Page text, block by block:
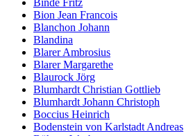
Binde Fritz
Bion Jean Francois
Blanchon Johann
Blandina
Blarer Ambrosius
Blarer Margarethe
Blaurock Jörg
Blumhardt Christian Gottlieb
Blumhardt Johann Christoph
Boccius Heinrich
Bodenstein von Karlstadt Andreas